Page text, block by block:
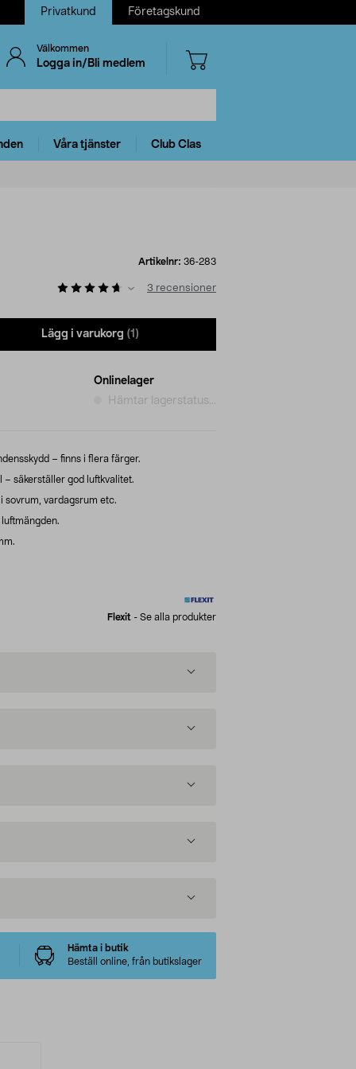
Privatkund Företagskund
Välkommen
Logga in/Bli medlem
Våra tjänster Club Clas
Artikelnr: 36-283
3 recensioner
Lägg i varukorg (1)
Onlinelager
Hämtar lagerstatus...
– finns i flera färger.
säkerställer god luftkvalitet.
sovrum, vardagsrum etc.
Flexit - Se alla produkter
Hämta i butik
Beställ online, från butikslager